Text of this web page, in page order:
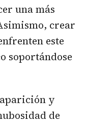
una más
crear
este
soportándose
y
de